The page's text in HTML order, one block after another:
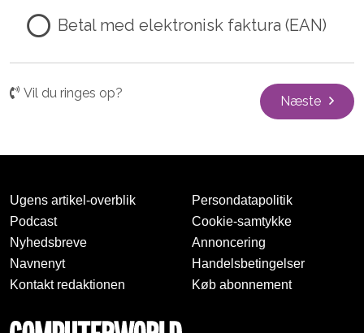
Betal med elektronisk faktura (EAN)
Vil du ringes op?
Næste
Ugens artikel-overblik
Podcast
Nyhedsbreve
Navnenyt
Kontakt redaktionen
Persondatapolitik
Cookie-samtykke
Annoncering
Handelsbetingelser
Køb abonnement